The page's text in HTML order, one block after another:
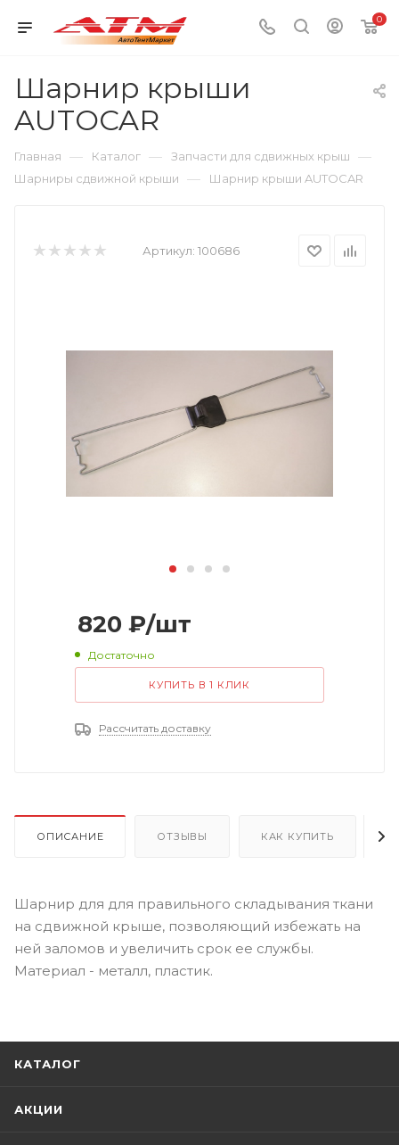
0
Шарнир крыши
AUTOCAR
Главная — Каталог — Запчасти для сдвижных крыш —
Шарниры сдвижной крыши — Шарнир крыши AUTOCAR
Артикул: 100686
820 ₽/шт
Достаточно
КУПИТЬ В 1 КЛИК
Рассчитать доставку
ОПИСАНИЕ ОТЗЫВЫ КАК КУПИТЬ
Шарнир для для правильного складывания ткани
на сдвижной крыше, позволяющий избежать на
ней заломов и увеличить срок ее службы.
Материал - металл, пластик.
КАТАЛОГ
АКЦИИ